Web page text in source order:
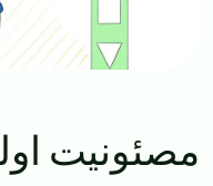
مصئونیت